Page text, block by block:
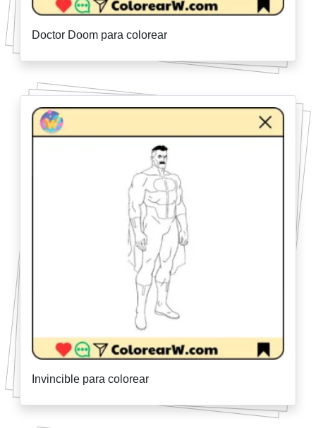
Doctor Doom para colorear
Invincible para colorear